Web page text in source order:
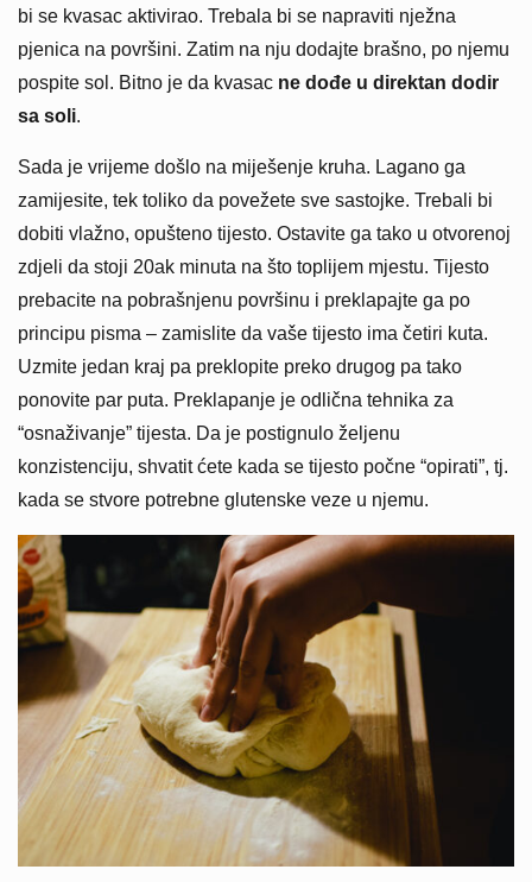
bi se kvasac aktivirao. Trebala bi se napraviti nježna
pjenica na površini. Zatim na nju dodajte brašno, po njemu
pospite sol. Bitno je da kvasac ne dođe u direktan dodir
sa soli.
Sada je vrijeme došlo na miješenje kruha. Lagano ga
zamijesite, tek toliko da povežete sve sastojke. Trebali bi
dobiti vlažno, opušteno tijesto. Ostavite ga tako u otvorenoj
zdjeli da stoji 20ak minuta na što toplijem mjestu. Tijesto
prebacite na pobrašnjenu površinu i preklapajte ga po
principu pisma – zamislite da vaše tijesto ima četiri kuta.
Uzmite jedan kraj pa preklopite preko drugog pa tako
ponovite par puta. Preklapanje je odlična tehnika za
“osnaživanje” tijesta. Da je postignulo željenu
konzistenciju, shvatit ćete kada se tijesto počne “opirati”, tj.
kada se stvore potrebne glutenske veze u njemu.